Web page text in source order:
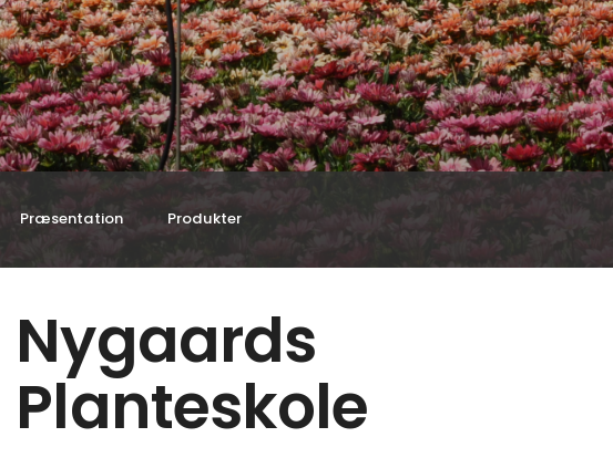
Præsentation Produkter
Nygaards
Planteskole